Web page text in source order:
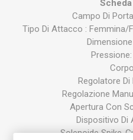
Campo Di
Tipo Di Attacco :
Regolatore
Regolazione
Apertura Con
Dispositivo Di
Solenoide Spike-